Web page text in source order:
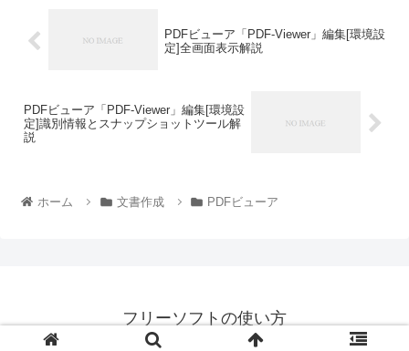
PDFビューア「PDF-Viewer」編集[環境設
定]全画面表示解説
PDFビューア「PDF-Viewer」編集[環境設
定]識別情報とスナップショットツール解
説
ホーム 文書作成 PDFビューア
フリーソフトの使い方
© 2018 フリーソフトの使い方.